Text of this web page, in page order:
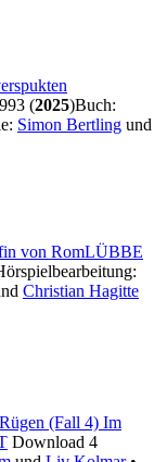
(2025)Buch:
Simon Bertling und
von RomLÜBBE
Christian Hagitte
(Fall 4) Im
Download 4